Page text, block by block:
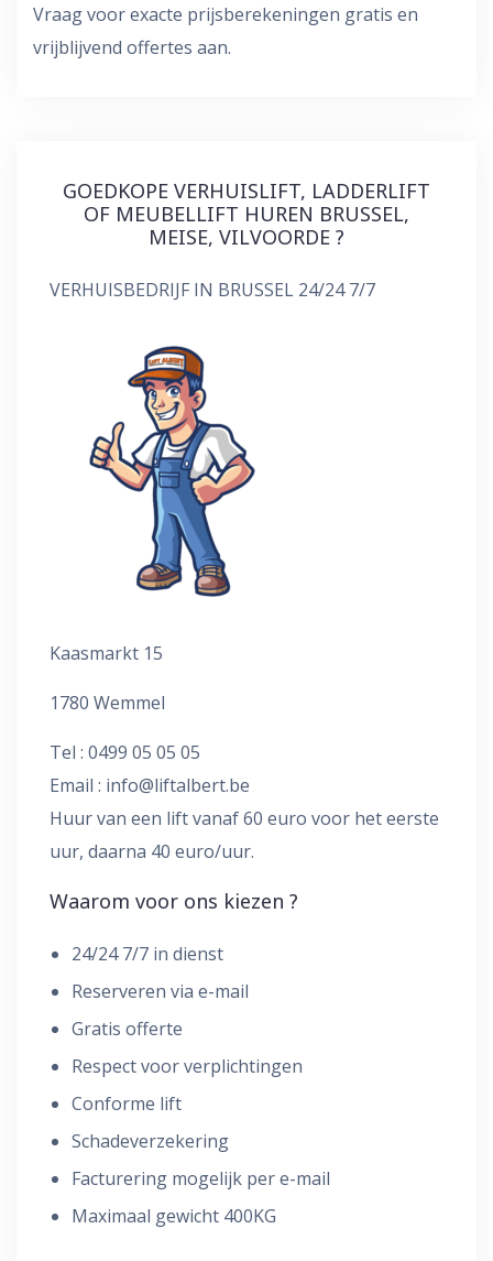
Vraag voor exacte prijsberekeningen gratis en
vrijblijvend offertes aan.
GOEDKOPE VERHUISLIFT, LADDERLIFT
OF MEUBELLIFT HUREN BRUSSEL,
MEISE, VILVOORDE ?
VERHUISBEDRIJF IN BRUSSEL 24/24 7/7
Kaasmarkt 15
1780 Wemmel
Tel : 0499 05 05 05
Email : info@liftalbert.be
Huur van een lift vanaf 60 euro voor het eerste
uur, daarna 40 euro/uur.
Waarom voor ons kiezen ?
24/24 7/7 in dienst
Reserveren via e-mail
Gratis offerte
Respect voor verplichtingen
Conforme lift
Schadeverzekering
Facturering mogelijk per e-mail
Maximaal gewicht 400KG